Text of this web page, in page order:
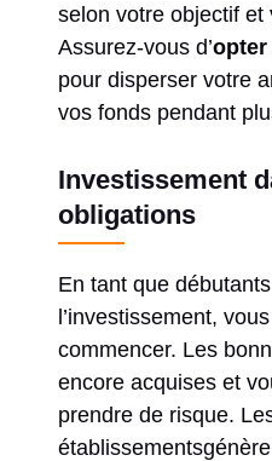
selon votre objectif et
Assurez-vous d’opter
pour disperser votre
vos fonds pendant
Investissement
obligations
En tant que
l’investissement,
commencer. Les
encore acquises et
prendre de risque.